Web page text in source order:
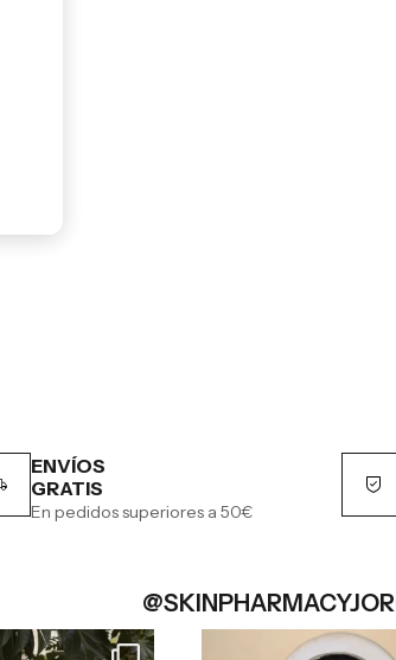
ENVÍOS
GRATIS
En pedidos superiores a 50€